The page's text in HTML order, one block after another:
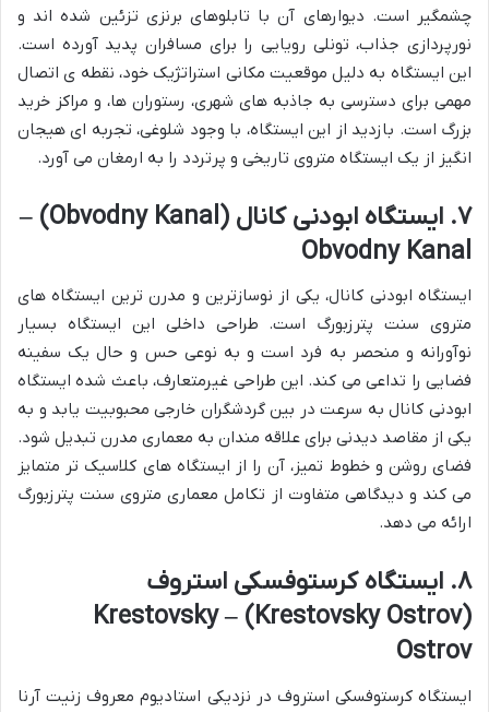
چشمگیر است. دیوارهای آن با تابلوهای برنزی تزئین شده اند و
نورپردازی جذاب، تونلی رویایی را برای مسافران پدید آورده است.
این ایستگاه به دلیل موقعیت مکانی استراتژیک خود، نقطه ی اتصال
مهمی برای دسترسی به جاذبه های شهری، رستوران ها، و مراکز خرید
بزرگ است. بازدید از این ایستگاه، با وجود شلوغی، تجربه ای هیجان
انگیز از یک ایستگاه متروی تاریخی و پرتردد را به ارمغان می آورد.
۷. ایستگاه ابودنی کانال (Obvodny Kanal) –
Obvodny Kanal
ایستگاه ابودنی کانال، یکی از نوسازترین و مدرن ترین ایستگاه های
متروی سنت پترزبورگ است. طراحی داخلی این ایستگاه بسیار
نوآورانه و منحصر به فرد است و به نوعی حس و حال یک سفینه
فضایی را تداعی می کند. این طراحی غیرمتعارف، باعث شده ایستگاه
ابودنی کانال به سرعت در بین گردشگران خارجی محبوبیت یابد و به
یکی از مقاصد دیدنی برای علاقه مندان به معماری مدرن تبدیل شود.
فضای روشن و خطوط تمیز، آن را از ایستگاه های کلاسیک تر متمایز
می کند و دیدگاهی متفاوت از تکامل معماری متروی سنت پترزبورگ
ارائه می دهد.
۸. ایستگاه کرستوفسکی استروف
(Krestovsky Ostrov) – Krestovsky
Ostrov
ایستگاه کرستوفسکی استروف در نزدیکی استادیوم معروف زنیت آرنا